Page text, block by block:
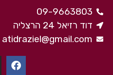
09-9663803
דוד רזיאל 24 הרצליה
atidraziel@gmail.com